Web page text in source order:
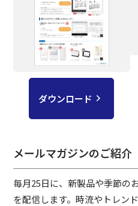
ダウンロード
メールマガジンのご紹介
毎月25日に、新製品や季節の
を配信します。時流やトレン